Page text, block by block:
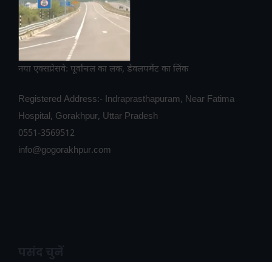
नया एक्सप्रेसवे: पूर्वांचल का लक, डेवलपमेंट का लिंक
Registered Address:- Indraprasthapuram, Near Fatima
Hospital, Gorakhpur, Uttar Pradesh
0551-3569512
info@gogorakhpur.com